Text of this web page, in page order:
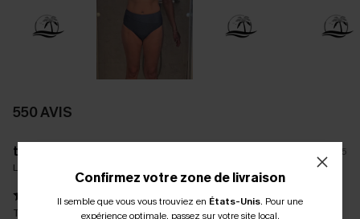
550 AVIS
t****
12/09/2025
La taille achetée:
Taille et modèle conforme à mes attentes
Confirmez votre zone de livraison
Il semble que vous vous trouviez en États-Unis. Pour une
expérience optimale, passez sur votre site local.